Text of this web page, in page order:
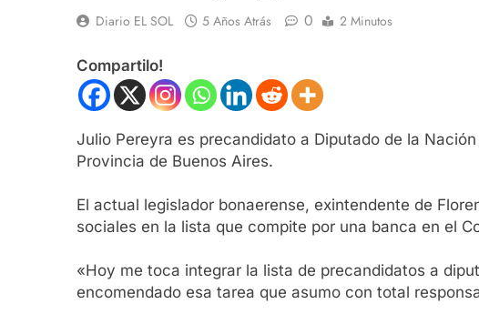
Diario EL SOL 5 Años Atrás 0 2 Minutos
Compartilo!
Julio Pereyra es precandidato a Diputado de la
Provincia de Buenos Aires.
El actual legislador bonaerense, exintendente de
sociales en la lista que compite por una banca en el
«Hoy me toca integrar la lista de precandidatos a
encomendado esa tarea que asumo con total